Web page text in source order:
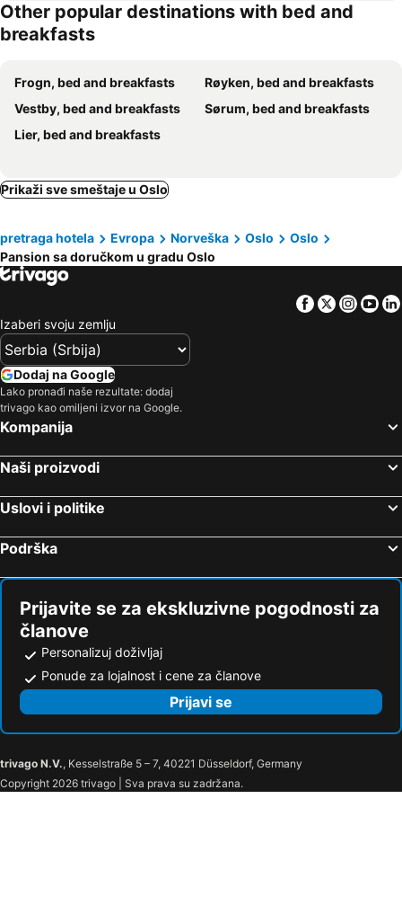
Other popular destinations with bed and
breakfasts
Frogn, bed and breakfasts
Røyken, bed and breakfasts
Vestby, bed and breakfasts
Sørum, bed and breakfasts
Lier, bed and breakfasts
Prikaži sve smeštaje u Oslo
pretraga hotela Evropa Norveška Oslo
Oslo
Pansion sa doručkom u gradu Oslo
Facebook
Twitter
Izaberi svoju zemlju
Dodaj na Google
Lako pronađi naše rezultate: dodaj
trivago kao omiljeni izvor na Google.
Kompanija
Naši proizvodi
Uslovi i politike
Podrška
Prijavite se za ekskluzivne pogodnosti za
članove
Personalizuj doživljaj
Ponude za lojalnost i cene za članove
Prijavi se
trivago N.V., Kesselstraße 5 – 7, 40221 Düsseldorf, Germany
Copyright 2026 trivago | Sva prava su zadržana.